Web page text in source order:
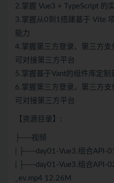
2.掌握 Vue3 + TypeScript 的
3.掌握从0到1搭建基于 Vite
能力
4.掌握第三方登录、第三方支
可对接第三方平台
5.掌握基于Vant的组件库定
6.掌握第三方登录、第三方支
可对接第三方平台
【资源目录】:
├──视频
| ├──day01-Vue3.组合API-
| ├──day01-Vue3.组合API-
_ev.mp4 12.26M